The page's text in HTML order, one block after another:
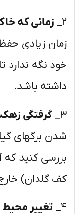
زمانی که خاک
زیادی حفظ
نگه ندارد تا
باشد.
گرفتگی زهکش
برگهای
کنید که
گلدان) خارج
تغییر محیط